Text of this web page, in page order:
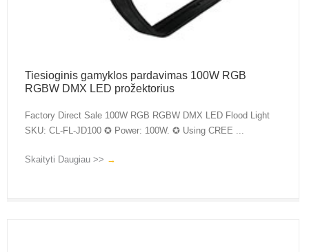
Tiesioginis gamyklos pardavimas 100W RGB
RGBW DMX LED prožektorius
Factory Direct Sale 100W RGB RGBW DMX LED Flood Light
SKU: CL-FL-JD100 ✪ Power: 100W. ✪ Using CREE ...
Skaityti Daugiau >> →